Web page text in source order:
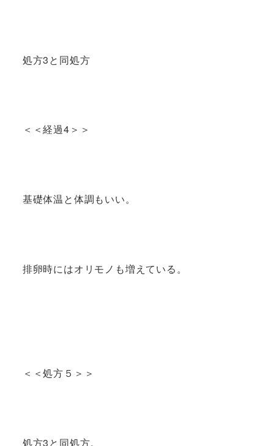
処方3と同処方
＜＜経過4＞＞
基礎体温と体調もいい。
排卵時にはオリモノも増えている。
＜＜処方５＞＞
処方3と同処方。